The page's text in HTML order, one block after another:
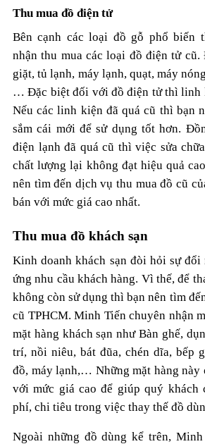
Thu mua đồ điện tử
Bên cạnh các loại đồ gỗ phổ biến
nhận thu mua các loại đồ điện tử
giặt, tủ lạnh, máy lạnh, quạt, máy
… Đặc biệt đối với đồ điện tử thì linh
Nếu các linh kiện đã quá cũ thì bạn
sắm cái mới để sử dụng tốt hơn.
điện lạnh đã quá cũ thì việc sửa
chất lượng lại không đạt hiệu quả
nên tìm đến dịch vụ thu mua đồ cũ
bán với mức giá cao nhất.
Thu mua đồ khách sạn
Kinh doanh khách sạn đòi hỏi sự
ứng nhu cầu khách hàng. Vì thế, để
không còn sử dụng thì bạn nên tìm
cũ TPHCM. Minh Tiến chuyên nhận
mặt hàng khách sạn như Bàn ghế,
trí, nồi niêu, bát đũa, chén dĩa, bếp
đồ, máy lạnh,… Những mặt hàng này
với mức giá cao để giúp quý khách
phí, chi tiêu trong việc thay thế đồ
Ngoài những đồ dùng kể trên,